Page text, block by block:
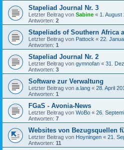
Stapeliad Journal Nr. 3
Letzter Beitrag von Sabine « 1. August
Antworten: 2
Stapeliads of Southern Africa
Letzter Beitrag von Pattock « 22.
Antworten: 1
Stapeliad Journal Nr. 2
Letzter Beitrag von gymnofan « 31.
Antworten: 3
Software zur Verwaltung
Letzter Beitrag von a.lang « 28. April
Antworten: 1
FGaS - Avonia-News
Letzter Beitrag von WoBo « 26.
Antworten: 7
Websites von Bezugsquellen
Letzter Beitrag von Hoyningen « 21.
Antworten: 11